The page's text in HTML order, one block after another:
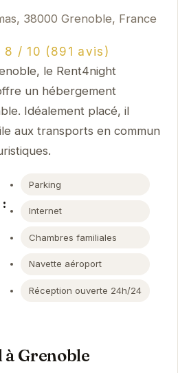
38000 Grenoble, France
10 (891 avis)
le Rent4night
un hébergement
Idéalement placé, il
aux transports en commun
Parking
Internet
Chambres familiales
Navette aéroport
Réception ouverte 24h/24
à Grenoble